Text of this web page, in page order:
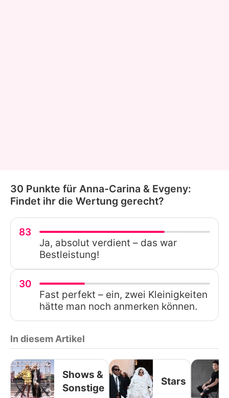
30 Punkte für Anna-Carina & Evgeny:
Findet ihr die Wertung gerecht?
83
Ja, absolut verdient – das war
Bestleistung!
30
Fast perfekt – ein, zwei Kleinigkeiten
hätte man noch anmerken können.
In diesem Artikel
Shows &
Sonstige
Stars